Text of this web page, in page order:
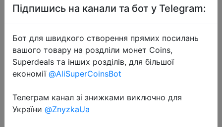
Підпишись на канали та бот у Telegram:
Бот для швидкого створення прямих посилань
вашого товару на роздліли монет Coins,
Superdeals та інших розділів, для більшої
економії @AliSuperCoinsBot
Телеграм канал зі знижками виключно для
України @ZnyzkaUa